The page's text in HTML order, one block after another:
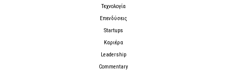
Τεχνολογία
Επενδύσεις
Startups
Καριέρα
Leadership
Commentary